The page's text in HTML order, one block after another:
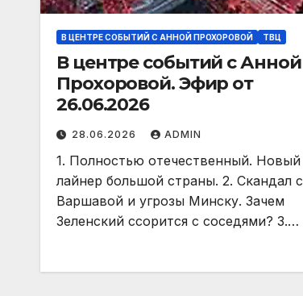
В ЦЕНТРЕ СОБЫТИЙ С АННОЙ ПРОХОРОВОЙ ТВЦ
В центре событий с Анной
Прохоровой. Эфир от
26.06.2026
28.06.2026 ADMIN
1. Полностью отечественный. Новый
лайнер большой страны. 2. Скандал с
Варшавой и угрозы Минску. Зачем
Зеленский ссорится с соседями? 3.…